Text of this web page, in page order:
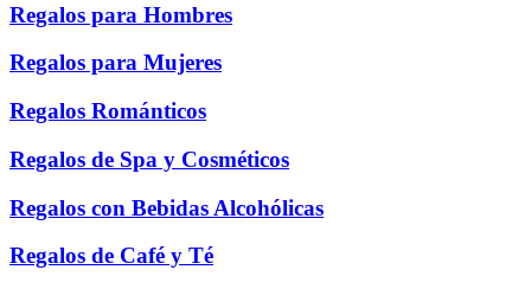
Regalos para Hombres
Regalos para Mujeres
Regalos Románticos
Regalos de Spa y Cosméticos
Regalos con Bebidas Alcohólicas
Regalos de Café y Té